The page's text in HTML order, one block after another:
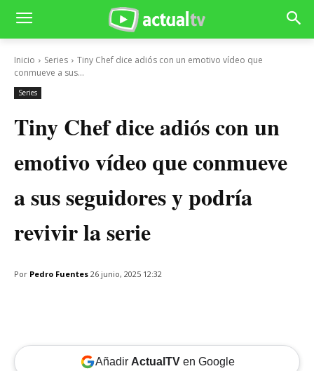
Inicio Series
Tiny Chef dice adiós con un emotivo vídeo que
conmueve a sus...
Series
Tiny Chef dice adiós con un
emotivo vídeo que conmueve
a sus seguidores y podría
revivir la serie
Por Pedro Fuentes 26 junio, 2025 12:32
Añadir ActualTVen Google